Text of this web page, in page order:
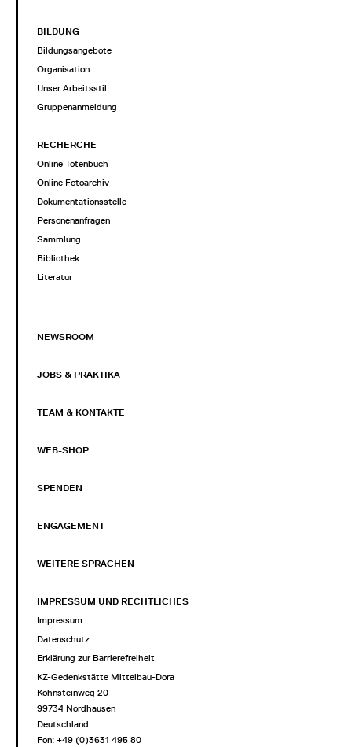
BILDUNG
Bildungsangebote
Organisation
Unser Arbeitsstil
Gruppenanmeldung
RECHERCHE
Online Totenbuch
Online Fotoarchiv
Dokumentationsstelle
Personenanfragen
Sammlung
Bibliothek
Literatur
NEWSROOM
JOBS & PRAKTIKA
TEAM & KONTAKTE
WEB-SHOP
SPENDEN
ENGAGEMENT
WEITERE SPRACHEN
IMPRESSUM UND RECHTLICHES
Impressum
Datenschutz
Erklärung zur Barrierefreiheit
KZ-Gedenkstätte Mittelbau-Dora
Kohnsteinweg 20
99734 Nordhausen
Deutschland
Fon: +49 (0)3631 495 80